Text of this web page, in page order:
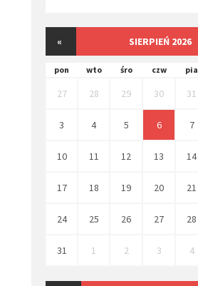
« SIERPIEŃ 2026
pon wto śro czw pia
27 28 29 30 31
3 4 5 6 7
10 11 12 13 14
17 18 19 20 21
24 25 26 27 28
31 1 2 3 4